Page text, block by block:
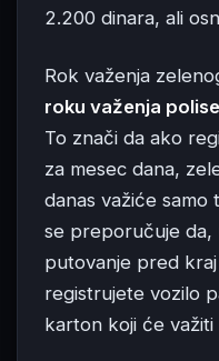
2.200 dinara, ali
Rok važenja
roku važenja
To znači da ako
za mesec dana,
danas važiće samo
se preporučuje da,
putovanje pred
registrujete vozilo
karton koji će važiti